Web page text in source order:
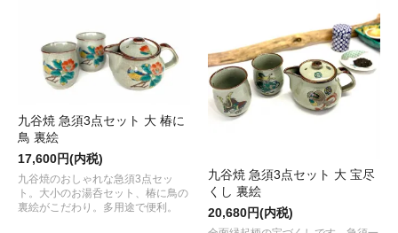
九谷焼 急須3点セット 大 椿に
鳥 裏絵
17,600円(内税)
九谷焼のおしゃれな急須3点セッ
ト。大小のお湯呑セット、椿に鳥の
裏絵がこだわり。多用途で便利。
九谷焼 急須3点セット 大 宝尽
くし 裏絵
20,680円(内税)